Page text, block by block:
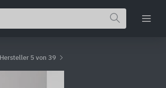
Hersteller 5 von 39